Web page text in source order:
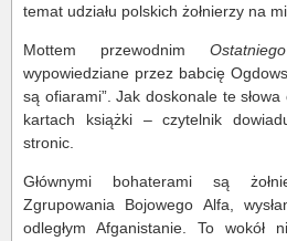
temat udziału polskich żołnierzy na
Mottem przewodnim
wypowiedziane przez babcię
są ofiarami”. Jak doskonale te
kartach książki – czytelnik
stronic.
Głównymi bohaterami są
Zgrupowania Bojowego Alfa,
odległym Afganistanie. To wokół